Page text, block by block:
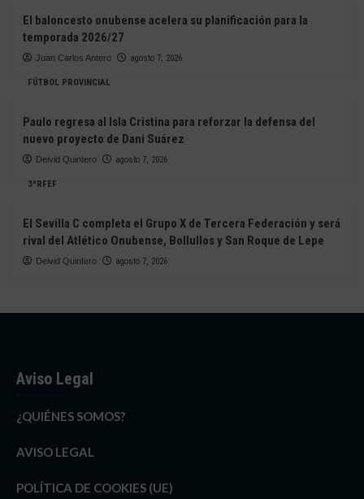
El baloncesto onubense acelera su planificación para la
temporada 2026/27
Juan Carlos Antero agosto 7, 2026
FÚTBOL PROVINCIAL
Paulo regresa al Isla Cristina para reforzar la defensa del
nuevo proyecto de Dani Suárez
Deivid Quintero agosto 7, 2026
3ªRFEF
El Sevilla C completa el Grupo X de Tercera Federación y será
rival del Atlético Onubense, Bollullos y San Roque de Lepe
Deivid Quintero agosto 7, 2026
Aviso Legal
¿QUIÉNES SOMOS?
AVISO LEGAL
POLÍTICA DE COOKIES (UE)